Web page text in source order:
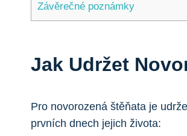
Závěrečné poznámky
Jak Udržet
Pro novorozená štěňata je
prvních dnech jejich života: